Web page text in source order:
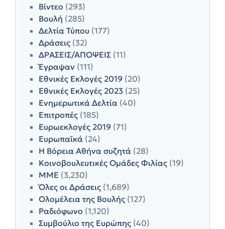
Βίντεο (293)
Βουλή (285)
Δελτία Τύπου (177)
Δράσεις (32)
ΔΡΑΣΕΙΣ/ΑΠΟΨΕΙΣ (11)
Έγραψαν (111)
Εθνικές Εκλογές 2019 (20)
Εθνικές Εκλογές 2023 (25)
Ενημερωτικά Δελτία (40)
Επιτροπές (185)
Ευρωεκλογές 2019 (71)
Ευρωπαϊκά (24)
Η Βόρεια Αθήνα συζητά (28)
Κοινοβουλευτικές Ομάδες Φιλίας (19)
ΜΜΕ (3,230)
Όλες οι Δράσεις (1,689)
Ολομέλεια της Βουλής (127)
Ραδιόφωνο (1,120)
Συμβούλιο της Ευρώπης (40)